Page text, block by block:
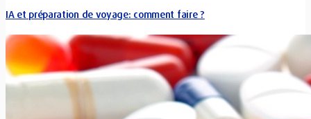
IA et préparation de voyage: comment faire ?